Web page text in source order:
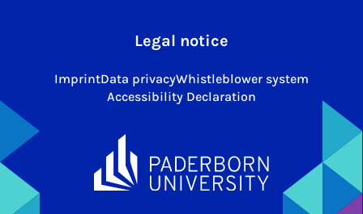
Legal notice
ImprintData privacyWhistleblower system
Accessibility Declaration